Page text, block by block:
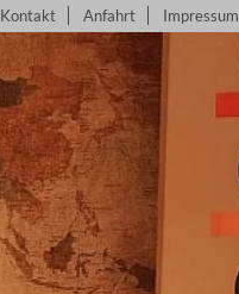
Kontakt Anfahrt Impressum